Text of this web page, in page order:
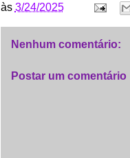
às 3/24/2025
Nenhum comentário:
Postar um comentário